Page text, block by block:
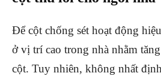
Để cột chống sét hoạt động
ở vị trí cao trong nhà nhằm
cột. Tuy nhiên, không nhất